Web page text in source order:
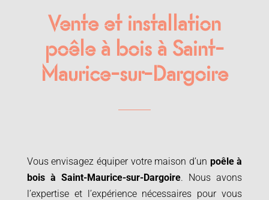
Vente et installation
poêle à bois à Saint-
Maurice-sur-Dargoire
Vous envisagez équiper votre maison d’un poêle à
bois à Saint-Maurice-sur-Dargoire. Nous avons
l’expertise et l’expérience nécessaires pour vous